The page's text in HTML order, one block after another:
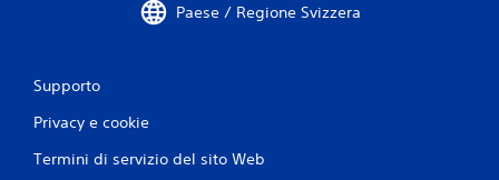
Paese / Regione Svizzera
Supporto
Privacy e cookie
Termini di servizio del sito Web